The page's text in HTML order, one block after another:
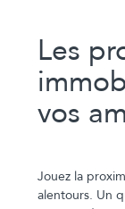
Les
vos
Jouez la
alentours. Un